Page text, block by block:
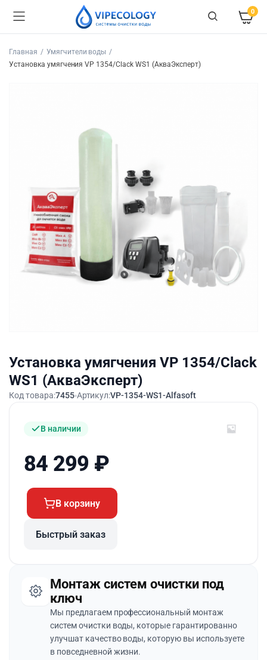
0
Главная
Умягчители воды
Установка умягчения VP 1354/Clack WS1 (АкваЭксперт)
Установка умягчения VP 1354/Clack
WS1 (АкваЭксперт)
Код товара:7455 Артикул:VP-1354-WS1-Alfasoft
В наличии
84 299 ₽
В корзину
Быстрый заказ
Монтаж систем очистки под
ключ
Мы предлагаем профессиональный монтаж
систем очистки воды, которые гарантированно
улучшат качество воды, которую вы используете
в повседневной жизни.